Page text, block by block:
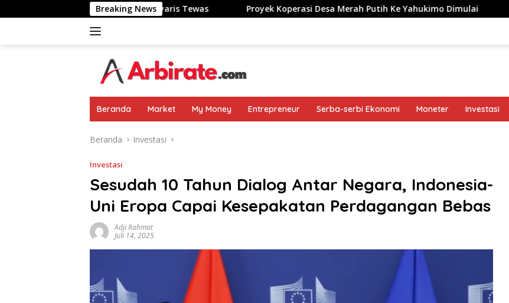
ke
Breaking News
Kulit Terbakar-Nyaris Tewas Proyek Koperasi Desa Merah Putih Ke Yahukimo Dimulai Jurus Bank
Beranda Market My Money Entrepreneur Serba-serbi Ekonomi Moneter Investasi
Beranda Investasi
Investasi
Sesudah 10 Tahun Dialog Antar Negara, Indonesia-
Uni Eropa Capai Kesepakatan Perdagangan Bebas
Adji Rahmat
Juli 14, 2025